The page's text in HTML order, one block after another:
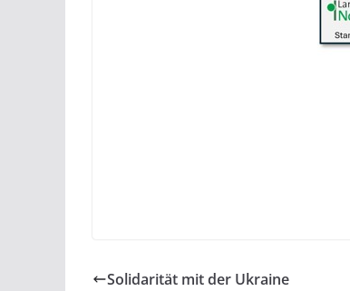
Solidarität mit der Ukraine